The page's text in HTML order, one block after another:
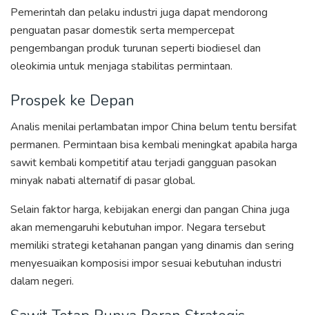
Pemerintah dan pelaku industri juga dapat mendorong
penguatan pasar domestik serta mempercepat
pengembangan produk turunan seperti biodiesel dan
oleokimia untuk menjaga stabilitas permintaan.
Prospek ke Depan
Analis menilai perlambatan impor China belum tentu bersifat
permanen. Permintaan bisa kembali meningkat apabila harga
sawit kembali kompetitif atau terjadi gangguan pasokan
minyak nabati alternatif di pasar global.
Selain faktor harga, kebijakan energi dan pangan China juga
akan memengaruhi kebutuhan impor. Negara tersebut
memiliki strategi ketahanan pangan yang dinamis dan sering
menyesuaikan komposisi impor sesuai kebutuhan industri
dalam negeri.